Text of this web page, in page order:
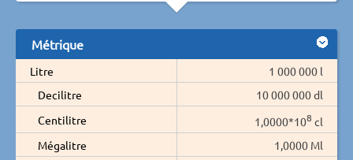
Métrique
Litre
1 000 000 l
Decilitre
10 000 000 dl
Centilitre
1,0000*108 cl
Mégalitre
1,0000 Ml